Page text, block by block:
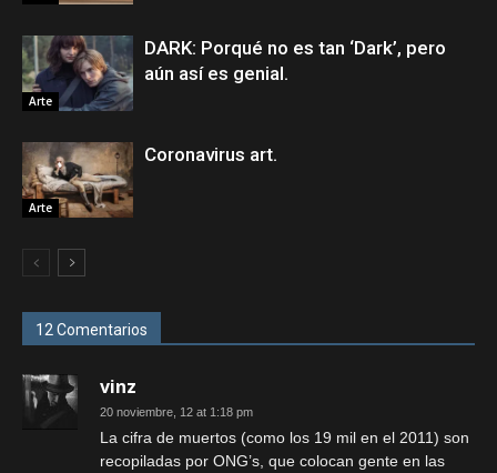
Arte
DARK: Porqué no es tan ‘Dark’, pero
aún así es genial.
Arte
Coronavirus art.
12 Comentarios
vinz
20 noviembre, 12 at 1:18 pm
La cifra de muertos (como los 19 mil en el 2011) son
recopiladas por ONG’s, que colocan gente en las